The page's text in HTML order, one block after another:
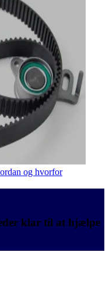
og hvorfor
klar til at hjælpe